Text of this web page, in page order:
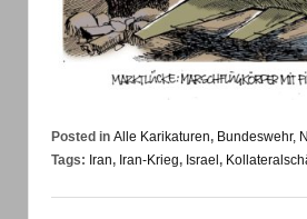
Posted in Alle Karikaturen, Bundeswehr,
Tags: Iran, Iran-Krieg, Israel,